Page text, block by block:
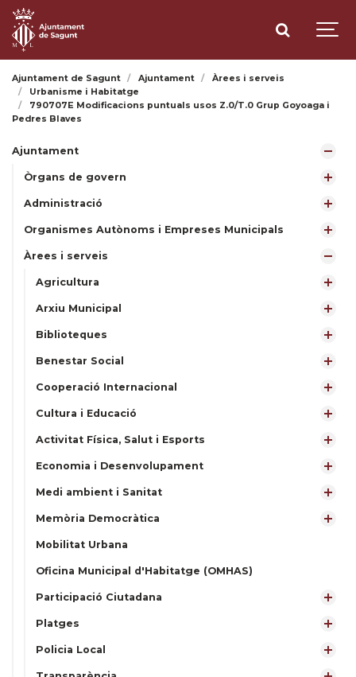
Ajuntament de Sagunt Ajuntament
Àrees i serveis
Urbanisme i Habitatge
790707E Modificacions puntuals usos Z.0/T.0 Grup Goyoaga i
Pedres Blaves
Ajuntament
Òrgans de govern
Administració
Organismes Autònoms i Empreses Municipals
Àrees i serveis
Agricultura
Arxiu Municipal
Biblioteques
Benestar Social
Cooperació Internacional
Cultura i Educació
Activitat Física, Salut i Esports
Economia i Desenvolupament
Medi ambient i Sanitat
Memòria Democràtica
Mobilitat Urbana
Oficina Municipal d'Habitatge (OMHAS)
Participació Ciutadana
Platges
Policia Local